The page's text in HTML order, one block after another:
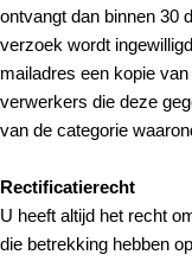
ontvangt dan binnen 30
verzoek wordt
mailadres een kopie
verwerkers die deze
van de categorie
Rectificatierecht
U heeft altijd het recht
die betrekking hebben